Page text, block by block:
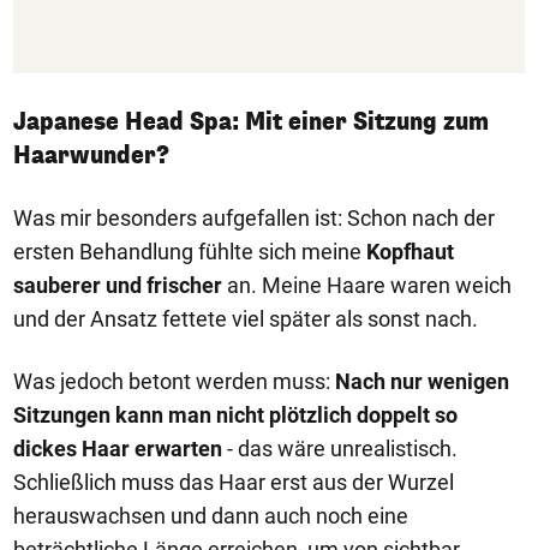
Japanese Head Spa: Mit einer Sitzung zum
Haarwunder?
Was mir besonders aufgefallen ist: Schon nach der
ersten Behandlung fühlte sich meine Kopfhaut
sauberer und frischer an. Meine Haare waren weich
und der Ansatz fettete viel später als sonst nach.
Was jedoch betont werden muss: Nach nur wenigen
Sitzungen kann man nicht plötzlich doppelt so
dickes Haar erwarten- das wäre unrealistisch.
Schließlich muss das Haar erst aus der Wurzel
herauswachsen und dann auch noch eine